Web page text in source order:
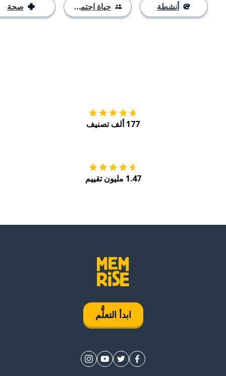
أنشطة حياة اجتماعية صحة
177 ألف تصنيف
1.47 مليون تقييم
ابدأ التعلُّم